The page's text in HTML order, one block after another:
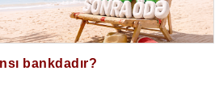
bankdadır?